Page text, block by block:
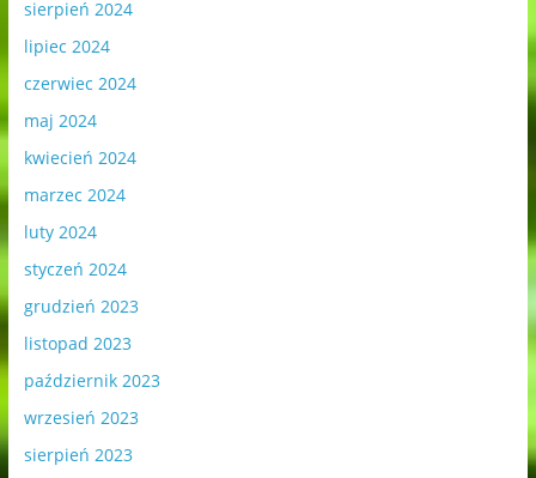
sierpień 2024
lipiec 2024
czerwiec 2024
maj 2024
kwiecień 2024
marzec 2024
luty 2024
styczeń 2024
grudzień 2023
listopad 2023
październik 2023
wrzesień 2023
sierpień 2023